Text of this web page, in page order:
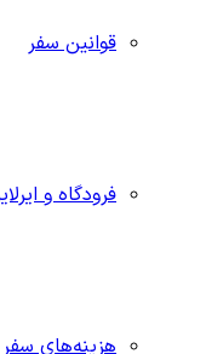
قوانین سفر
فرودگاه و ایرلاین
هزینه‌های سفر